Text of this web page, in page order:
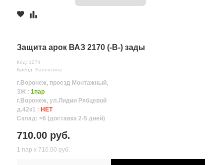
Защита арок ВАЗ 2170 (-В-) зады
Код: 1274
Бренд: Валентина
г.Воронеж, проезд Монтажный,
3Ж : 1пар
г.Воронеж, ул.Лидии Рябцевой
д.42к1 : НЕТ
Склад: >6 (доставка 2-5 дней)
710.00 руб.
1 пар х 710.00 руб.